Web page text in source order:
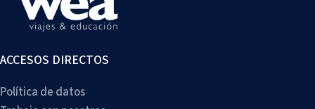
ACCESOS DIRECTOS
Política de datos